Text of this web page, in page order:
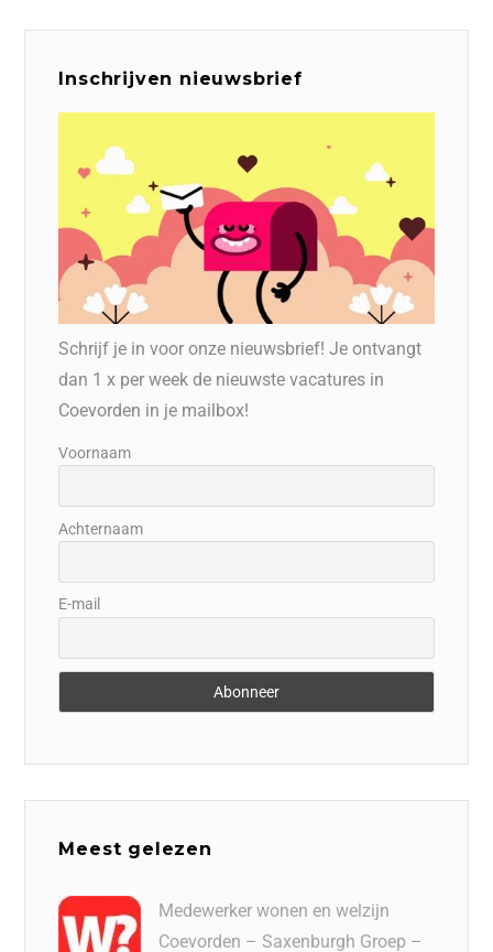
Inschrijven nieuwsbrief
Schrijf je in voor onze nieuwsbrief! Je ontvangt
dan 1 x per week de nieuwste vacatures in
Coevorden in je mailbox!
Voornaam
Achternaam
E-mail
Meest gelezen
Medewerker wonen en welzijn
Coevorden – Saxenburgh Groep –